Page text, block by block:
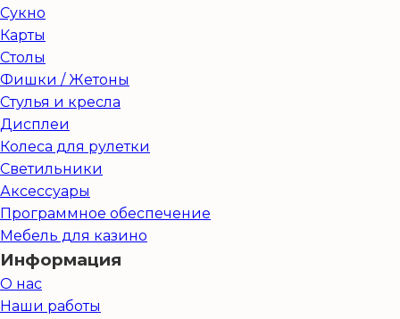
Сукно
Карты
Столы
Фишки / Жетоны
Стулья и кресла
Дисплеи
Колеса для рулетки
Светильники
Аксессуары
Программное обеспечение
Мебель для казино
Информация
О нас
Наши работы